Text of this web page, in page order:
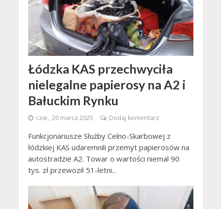
Łódzka KAS przechwyciła
nielegalne papierosy na A2 i
Bałuckim Rynku
czw., 20 marca 2025 Dodaj komentarz
Funkcjonariusze Służby Celno-Skarbowej z
łódzkiej KAS udaremnili przemyt papierosów na
autostradzie A2. Towar o wartości niemal 90
tys. zł przewoził 51-letni...